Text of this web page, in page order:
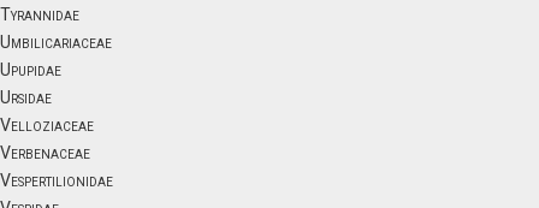
Tyrannidae
Umbilicariaceae
Upupidae
Ursidae
Velloziaceae
Verbenaceae
Vespertilionidae